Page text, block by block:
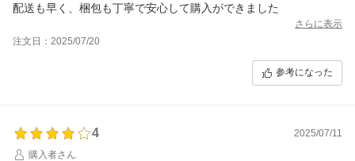
配送も早く、梱包も丁寧で安心して購入ができました
さらに表示
注文日：2025/07/20
参考になった
4
2025/07/11
購入者さん